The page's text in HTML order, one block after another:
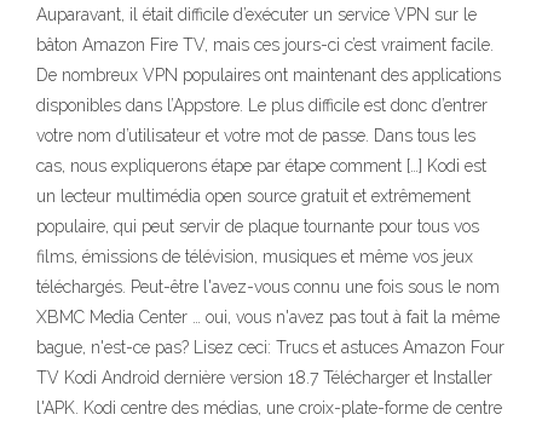
Auparavant, il était difficile d’exécuter un service VPN sur le
bâton Amazon Fire TV, mais ces jours-ci c’est vraiment facile.
De nombreux VPN populaires ont maintenant des applications
disponibles dans l’Appstore. Le plus difficile est donc d’entrer
votre nom d’utilisateur et votre mot de passe. Dans tous les
cas, nous expliquerons étape par étape comment […] Kodi est
un lecteur multimédia open source gratuit et extrêmement
populaire, qui peut servir de plaque tournante pour tous vos
films, émissions de télévision, musiques et même vos jeux
téléchargés. Peut-être l'avez-vous connu une fois sous le nom
XBMC Media Center … oui, vous n'avez pas tout à fait la même
bague, n'est-ce pas? Lisez ceci: Trucs et astuces Amazon Four
TV Kodi Android dernière version 18.7 Télécharger et Installer
l'APK. Kodi centre des médias, une croix-plate-forme de centre